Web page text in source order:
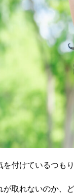
付けているつも
取れないのか、